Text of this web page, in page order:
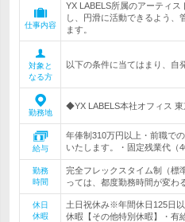
仕事内容
YX LABELS所属のアーティ
し、円滑に活動できるよう、
ます。
対象と
なる方
以下の条件に当てはまり、自
勤務地
◆YX LABELS本社オフィス 東
給与
年俸制310万円以上・前職で
いたします。・固定残業代（
勤務
時間
完全フレックスタイム制（標
っては、都度勤務時間が変わ
休日
休暇
土日祝休み※年間休日125日
休暇【その他特別休暇】・有